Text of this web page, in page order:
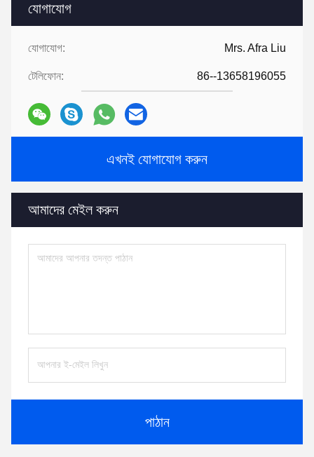
যোগাযোগ
যোগাযোগ: Mrs. Afra Liu
টেলিফোন: 86--13658196055
এখনই যোগাযোগ করুন
আমাদের মেইল ​​করুন
পাঠান